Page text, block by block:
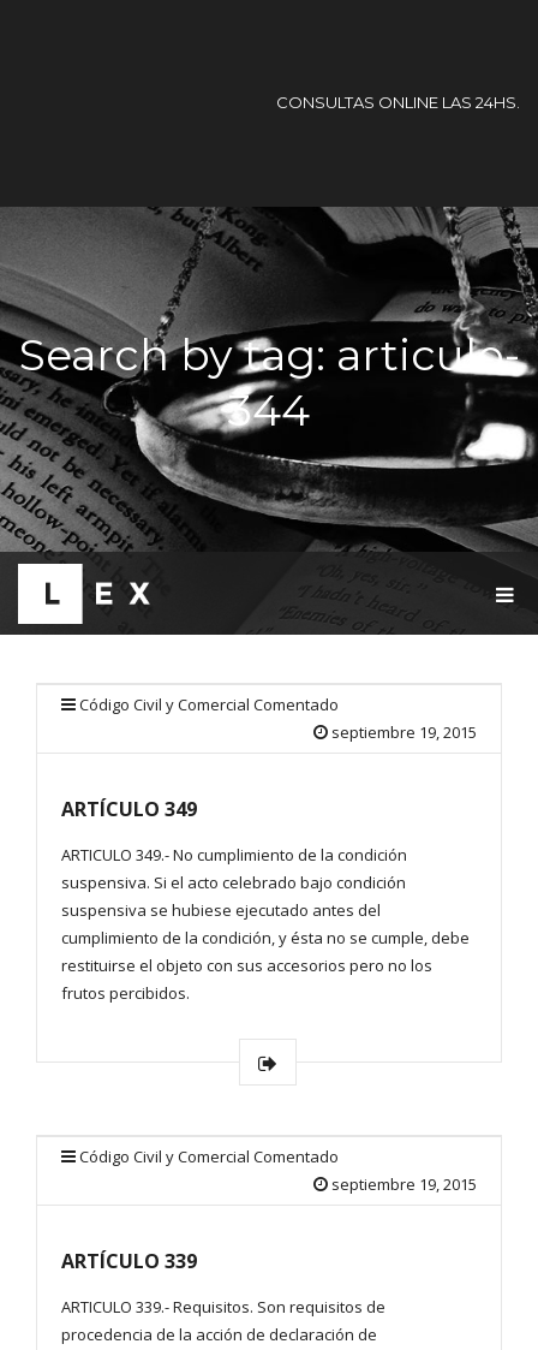
CONSULTAS ONLINE LAS 24HS.
Search by tag: articulo-
344
G
Código Civil y Comercial Comentado
septiembre 19, 2015
ARTÍCULO 349
ARTICULO 349.- No cumplimiento de la condición
suspensiva. Si el acto celebrado bajo condición
suspensiva se hubiese ejecutado antes del
cumplimiento de la condición, y ésta no se cumple, debe
restituirse el objeto con sus accesorios pero no los
frutos percibidos.
Código Civil y Comercial Comentado
septiembre 19, 2015
ARTÍCULO 339
ARTICULO 339.- Requisitos. Son requisitos de
procedencia de la acción de declaración de